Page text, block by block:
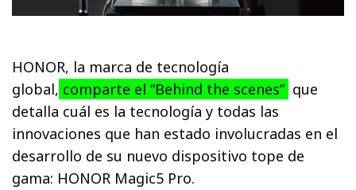
HONOR, la marca de tecnología
global, comparte el “Behind the scenes” que
detalla cuál es la tecnología y todas las
innovaciones que han estado involucradas en el
desarrollo de su nuevo dispositivo tope de
gama: HONOR Magic5 Pro.